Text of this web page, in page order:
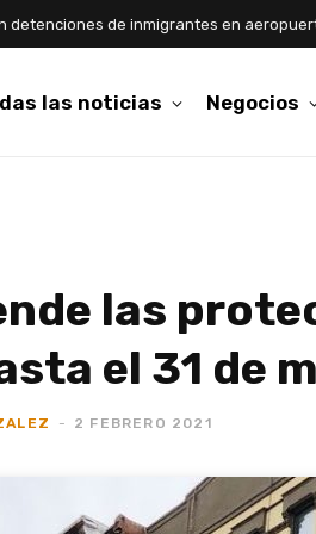
las noticias Negocios
las
el 31 de
2 FEBRERO 2021